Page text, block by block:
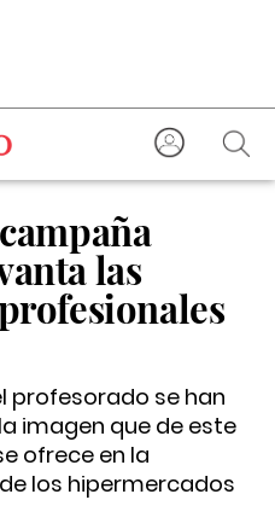
las
profesorado se han
imagen que de este
ofrece en la
los hipermercados